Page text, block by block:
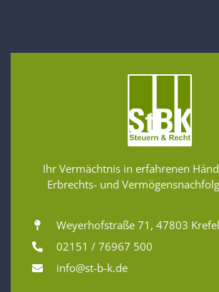
Ihr Vermächtnis in erfahrenen
Erbrechts- und
Weyerhofstraße 71, 47803
02151 / 76967 500
info@st-b-k.de